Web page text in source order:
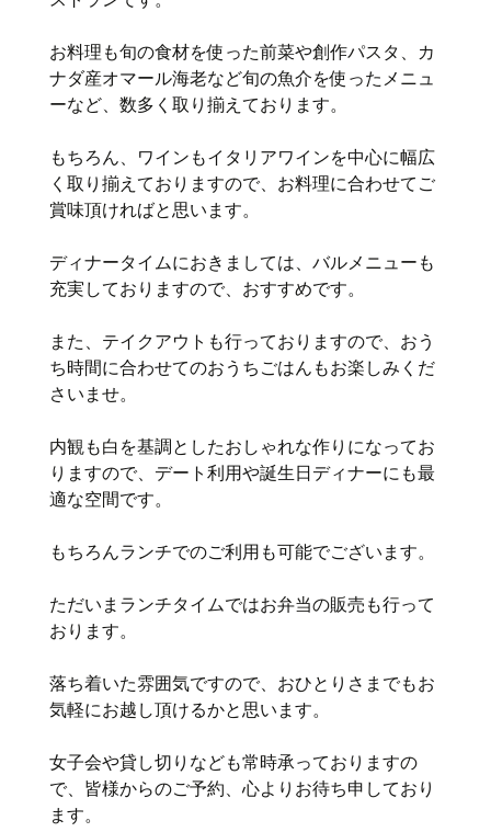
お料理も旬の食材を使った前菜や創作パスタ、カ
ナダ産オマール海老など旬の魚介を使ったメニュ
ーなど、数多く取り揃えております。
もちろん、ワインもイタリアワインを中心に幅広
く取り揃えておりますので、お料理に合わせてご
賞味頂ければと思います。
ディナータイムにおきましては、バルメニューも
充実しておりますので、おすすめです。
また、テイクアウトも行っておりますので、おう
ち時間に合わせてのおうちごはんもお楽しみくだ
さいませ。
内観も白を基調としたおしゃれな作りになってお
りますので、デート利用や誕生日ディナーにも最
適な空間です。
もちろんランチでのご利用も可能でございます。
ただいまランチタイムではお弁当の販売も行って
おります。
落ち着いた雰囲気ですので、おひとりさまでもお
気軽にお越し頂けるかと思います。
女子会や貸し切りなども常時承っておりますの
で、皆様からのご予約、心よりお待ち申しており
ます。